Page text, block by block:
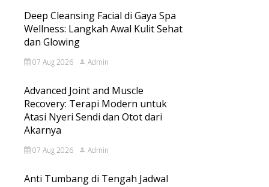
Deep Cleansing Facial di Gaya Spa
Wellness: Langkah Awal Kulit Sehat
dan Glowing
07 Aug 2026 Admin
Advanced Joint and Muscle
Recovery: Terapi Modern untuk
Atasi Nyeri Sendi dan Otot dari
Akarnya
07 Aug 2026 Admin
Anti Tumbang di Tengah Jadwal